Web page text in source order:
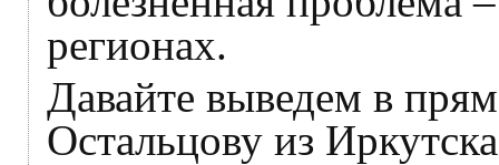
регионах.
Давайте выведем в
Остальцову из